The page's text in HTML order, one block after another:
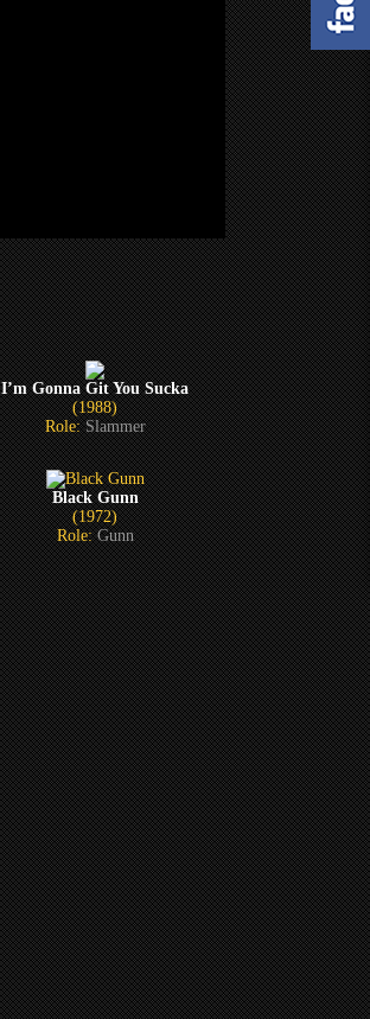
I’m Gonna Git You Sucka
(1988)
Role:Slammer
Black Gunn
(1972)
Role:Gunn